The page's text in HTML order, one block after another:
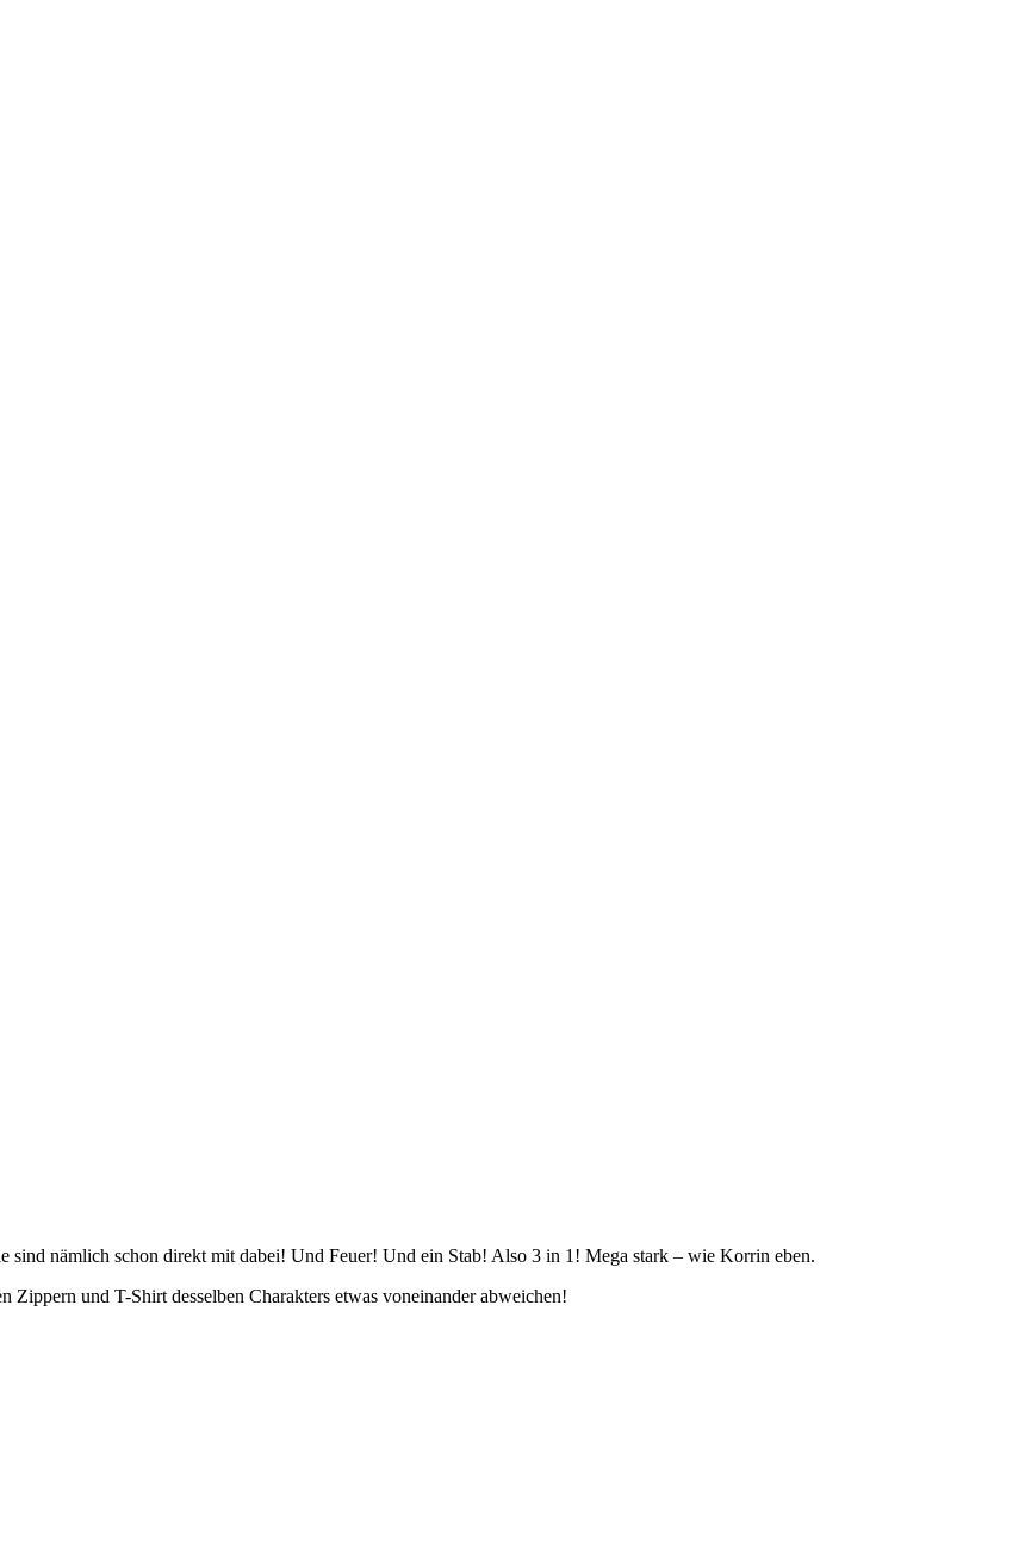
nämlich schon direkt mit dabei! Und Feuer! Und ein Stab! Also 3 in 1! Mega stark – wie Korrin eben.
und T-Shirt desselben Charakters etwas voneinander abweichen!